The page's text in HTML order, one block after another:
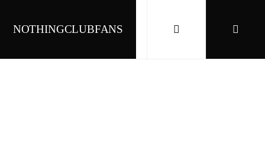
NOTHINGCLUBFANS